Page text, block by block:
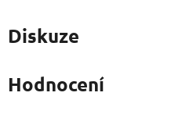
Diskuze
Hodnocení